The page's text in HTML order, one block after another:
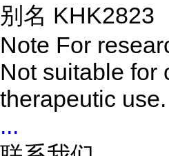
别名 KHK2823
Note For
Not suitable for
therapeutic use.
...